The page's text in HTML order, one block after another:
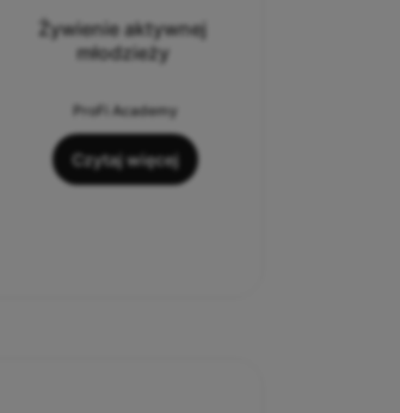
Żywienie aktywnej
młodzieży
ProFi Academy
Czytaj więcej